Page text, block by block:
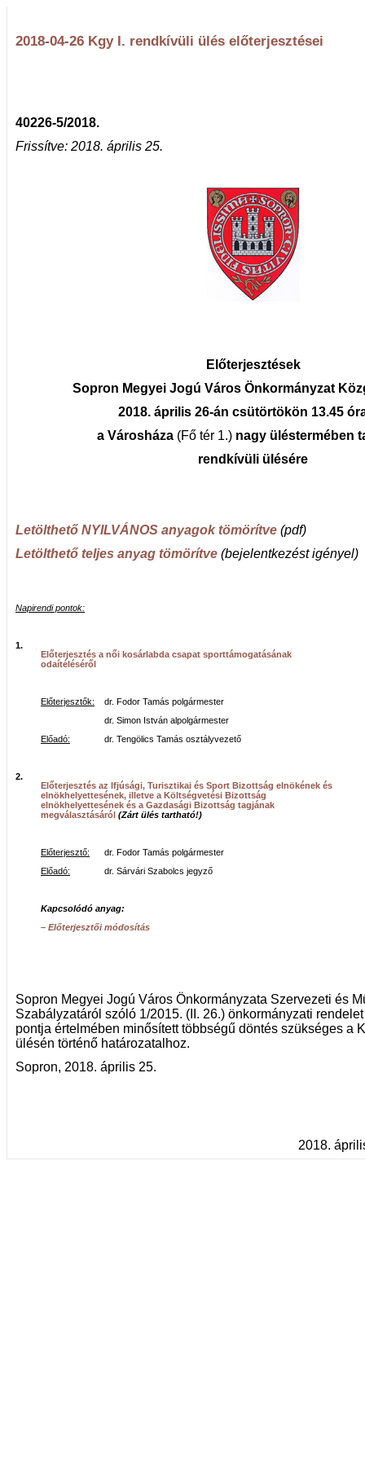
2018-04-26 Kgy I. rendkívüli ülés előterjesztései
40226-5/2018.
Frissítve: 2018. április 25.
Előterjesztések
Sopron Megyei Jogú Város Önkormányzat
2018. április 26-án csütörtökön 13.45
a Városháza (Fő tér 1.)nagy üléstermében
rendkívüli ülésére
Letölthető NYILVÁNOS anyagok tömörítve (pdf)
Letölthető teljes anyag tömörítve (bejelentkezést igényel)
Napirendi pontok:
1.
Előterjesztés a női kosárlabda csapat sporttámogatásának
odaítéléséről
Előterjesztők: dr. Fodor Tamás polgármester
dr. Simon István alpolgármester
Előadó: dr. Tengölics Tamás osztályvezető
2.
Előterjesztés az Ifjúsági, Turisztikai és Sport Bizottság elnökének és
elnökhelyettesének, illetve a Költségvetési Bizottság
elnökhelyettesének és a Gazdasági Bizottság tagjának
megválasztásáról (Zárt ülés tartható!)
Előterjesztő: dr. Fodor Tamás polgármester
Előadó: dr. Sárvári Szabolcs jegyző
Kapcsolódó anyag:
– Előterjesztői módosítás
Sopron Megyei Jogú Város Önkormányzata Szervezeti és
Szabályzatáról szóló 1/2015. (II. 26.) önkormányzati
pontja értelmében minősített többségű döntés szükséges a
ülésén történő határozatalhoz.
Sopron, 2018. április 25.
2018.